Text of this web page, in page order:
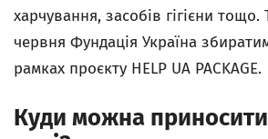
харчування, засобів гігієни
червня Фундація Україна
рамках проєкту HELP UA PACKAGE.
Куди можна приносити